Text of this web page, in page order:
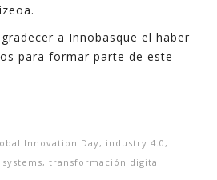
a Innobasque el haber
para formar parte de este
Innovation Day, industry 4.0 ,
, transformación digital